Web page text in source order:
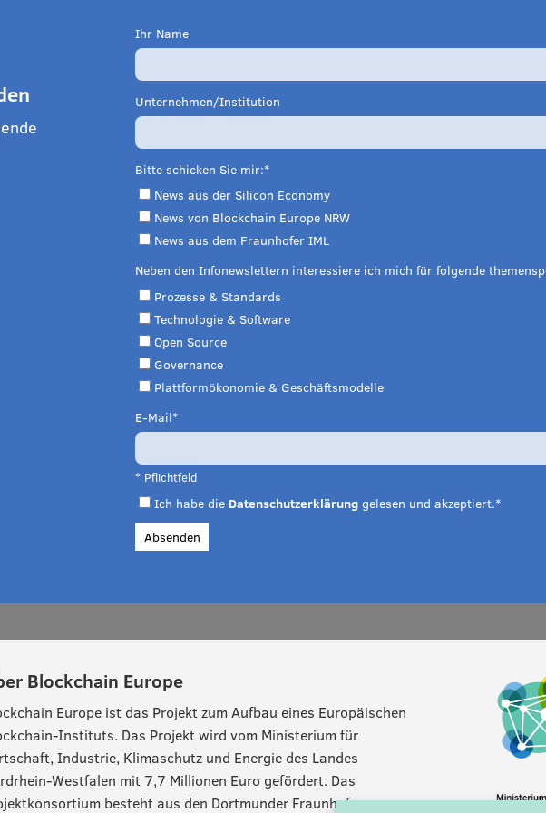
Ihr Name
Unternehmen/Institution
Bitte schicken Sie mir:
News aus der Silicon Economy
News von Blockchain Europe NRW
News aus dem Fraunhofer IML
Neben den Infonewslettern interessiere ich mich für folgende
Prozesse & Standards
Technologie & Software
Open Source
Governance
Plattformökonomie & Geschäftsmodelle
E-Mail
* Pflichtfeld
Ich habe die Datenschutzerklärung gelesen und akzeptiert.*
Absenden
Blockchain Europe
Europe ist das Projekt zum Aufbau eines Europäischen
Instituts. Das Projekt wird vom Ministerium für
Industrie, Klimaschutz und Energie des Landes
Westfalen mit 7,7 Millionen Euro gefördert. Das
besteht aus den Dortmunder Fraunhofer-